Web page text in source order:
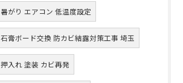
暑がり エアコン 低温度設定
石膏ボード交換 防カビ結露対策工事 埼玉
押入れ 塗装 カビ再発